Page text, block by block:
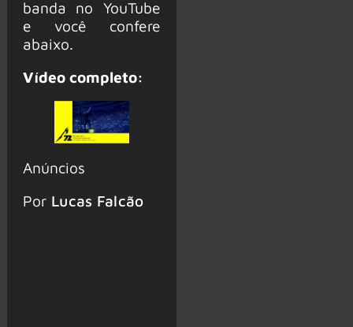
banda no YouTube
e você confere
abaixo.
Vídeo completo:
Anúncios
Por Lucas Falcão